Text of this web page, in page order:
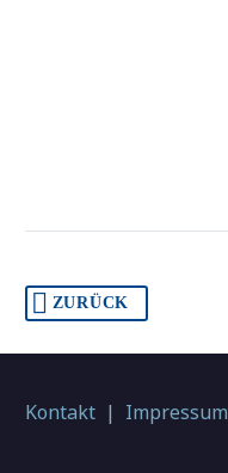
ZURÜCK
Kontakt | Impressum